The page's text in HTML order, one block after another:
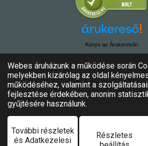
Könyv az Árukeresőn
Minden jog fenntartva!